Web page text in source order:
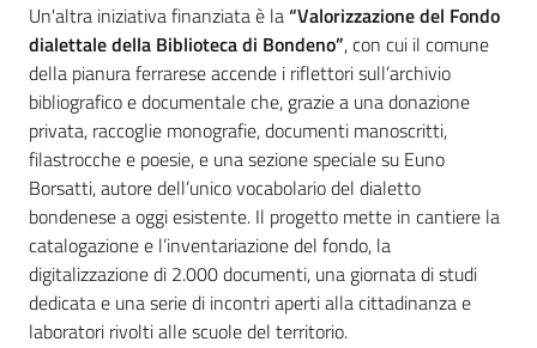
Un'altra iniziativa finanziata è la“Valorizzazione del Fondo
dialettale della Biblioteca di Bondeno”, con cui il comune
della pianura ferrarese accende i riflettori sull’archivio
bibliografico e documentale che, grazie a una donazione
privata, raccoglie monografie, documenti manoscritti,
filastrocche e poesie, e una sezione speciale su Euno
Borsatti, autore dell’unico vocabolario del dialetto
bondenese a oggi esistente. Il progetto mette in cantiere la
catalogazione e l’inventariazione del fondo, la
digitalizzazione di 2.000 documenti, una giornata di studi
dedicata e una serie di incontri aperti alla cittadinanza e
laboratori rivolti alle scuole del territorio.